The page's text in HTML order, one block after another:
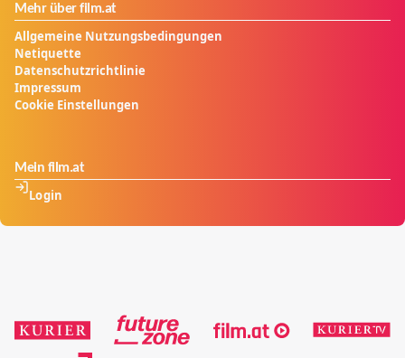
Mehr über film.at
Allgemeine Nutzungsbedingungen
Netiquette
Datenschutzrichtlinie
Impressum
Cookie Einstellungen
Mein film.at
Login